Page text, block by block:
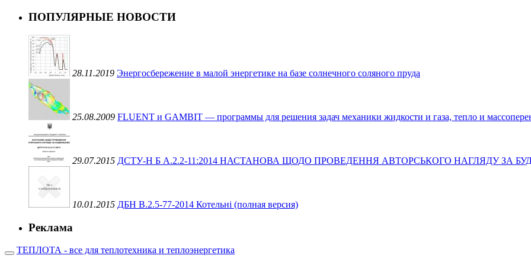
ПОПУЛЯРНЫЕ НОВОСТИ
28.11.2019 Энергосбережение в малой энергетике на базе солнечного соляного пруда
25.08.2009 FLUENT и GAMBIT — программы для решения задач механики жидкости и газа, тепло и
29.07.2015 ДСТУ-Н Б А.2.2-11:2014 НАСТАНОВА ЩОДО ПРОВЕДЕННЯ АВТОРСЬКОГО НАГЛЯДУ ЗА
10.01.2015 ДБН В.2.5-77-2014 Котельні (полная версия)
Реклама
ТЕПЛОТА - все для теплотехника и теплоэнергетика